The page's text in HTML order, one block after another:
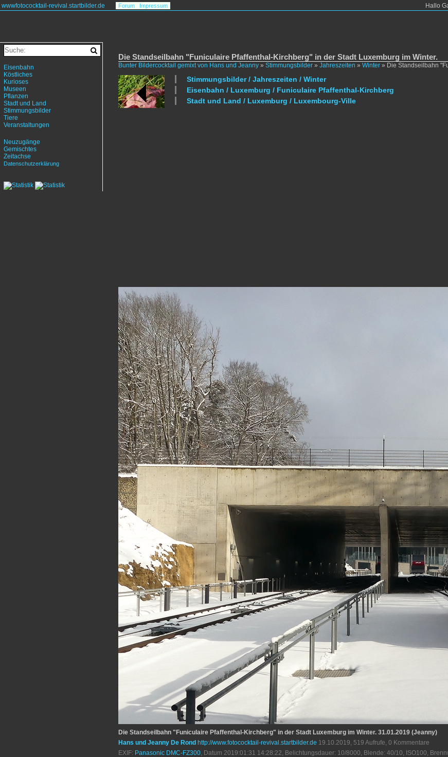
wwwfotococktail-revival.startbilder.de Hallo
Forum Impressum
Die Standseilbahn "Funiculaire Pfaffenthal-Kirchberg" in der Stadt Luxemburg im Winter.
Bunter Bildercocktail gemixt von Hans und Jeanny » Stimmungsbilder » Jahreszeiten » Winter » Die Standseilbahn
Stimmungsbilder / Jahreszeiten / Winter
Eisenbahn / Luxemburg / Funiculaire Pfaffenthal-Kirchberg
Stadt und Land / Luxemburg / Luxembourg-Ville
Die Standseilbahn "Funiculaire Pfaffenthal-Kirchberg" in der Stadt Luxemburg im Winter. 31.01.2019 (Jeanny)
Hans und Jeanny De Rond http://www.fotococktail-revival.startbilder.de 19.10.2019, 519 Aufrufe, 0 Kommentare
EXIF: Panasonic DMC-FZ300, Datum 2019:01:31 14:28:22, Belichtungsdauer: 10/8000, Blende: 40/10, ISO100,
Eisenbahn
Köstliches
Kurioses
Museen
Pflanzen
Stadt und Land
Stimmungsbilder
Tiere
Veranstaltungen
Neuzugänge
Gemischtes
Zeitachse
Datenschutzerklärung